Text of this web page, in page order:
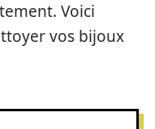
Voici
vos bijoux